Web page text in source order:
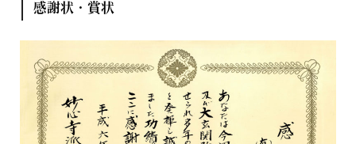
感謝状・賞状